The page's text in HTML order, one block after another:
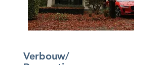
Verbouw/